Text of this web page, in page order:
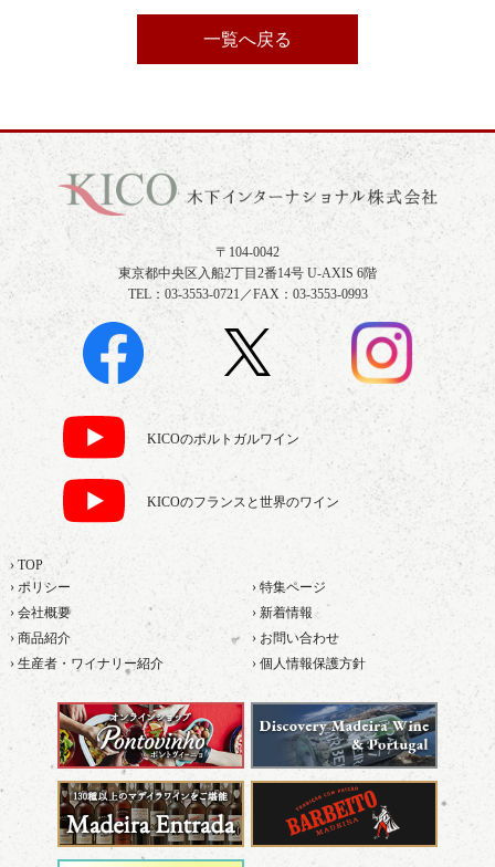
一覧へ戻る
〒104-0042
東京都中央区入船2丁目2番14号 U-AXIS 6階
TEL：03-3553-0721／FAX：03-3553-0993
KICOのポルトガルワイン
KICOのフランスと世界のワイン
› TOP
› ポリシー
› 特集ページ
› 会社概要
› 新着情報
› 商品紹介
› お問い合わせ
› 生産者・ワイナリー紹介
› 個人情報保護方針